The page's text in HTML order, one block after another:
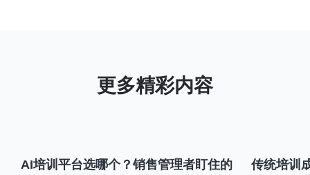
AI培训平台选哪个？销售管理者盯住的
传统培训